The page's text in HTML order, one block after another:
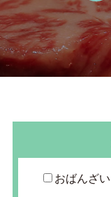
おばんざい